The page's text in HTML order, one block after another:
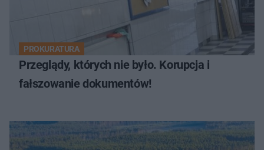
PROKURATURA
Przeglądy, których nie było. Korupcja i
fałszowanie dokumentów!